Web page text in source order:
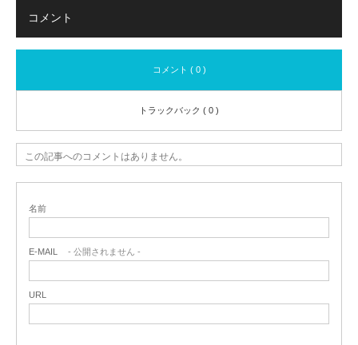
コメント
コメント ( 0 )
トラックバック ( 0 )
この記事へのコメントはありません。
名前
E-MAIL - 公開されません -
URL